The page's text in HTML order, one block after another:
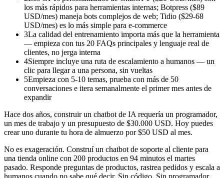
los más rápidos para herramientas internas; Botpress ($89
USD/mes) maneja bots complejos de web; Tidio ($29-68
USD/mes) es lo más simple para e-commerce
3La calidad del entrenamiento importa más que la herramienta
— empieza con tus 20 FAQs principales y lenguaje real de
clientes, no jerga interna
4Siempre incluye una ruta de escalamiento a humanos — un
clic para llegar a una persona, sin vueltas
5Empieza con 5-10 temas, prueba con más de 50
conversaciones e itera semanalmente el primer mes antes de
expandir
Hace dos años, construir un chatbot de IA requería un programador,
un mes de trabajo y un presupuesto de $30.000 USD. Hoy puedes
crear uno durante tu hora de almuerzo por $50 USD al mes.
No es exageración. Construí un chatbot de soporte al cliente para
una tienda online con 200 productos en 94 minutos el martes
pasado. Responde preguntas de productos, rastrea pedidos y escala a
humanos cuando no sabe qué decir. Sin código. Sin programador.